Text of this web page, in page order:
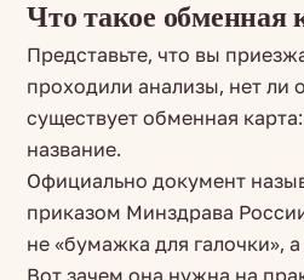
Что такое обменная
Представьте, что вы
проходили анализы, нет
существует обменная
название.
Официально документ
приказом Минздрава
не «бумажка для галочки»,